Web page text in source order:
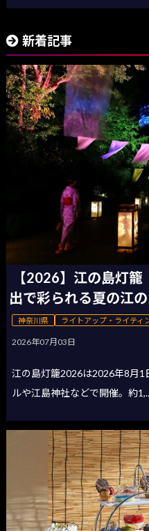
新着記事
【2026】江の島灯
出で彩られる夏の江
神奈川県 ライトアップ・ライティ
2026年07月03日
江の島灯籠2026は2026年8月
ルや江島神社などで開催。約